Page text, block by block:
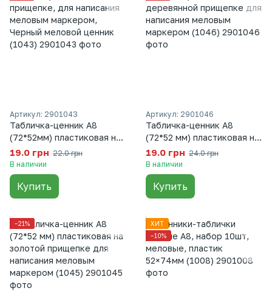
Артикул: 2901043
Табличка-ценник А8
(72*52мм) пластиковая на
прищепке, для написания
меловым маркером,
Черный меловой ценник
(1043)
19.0 грн 22.0 грн
В наличии
Купить
Артикул: 2901046
Табличка-ценник А8
(72*52 мм) пластиковая на
деревянной прищепке для
написания меловым
маркером (1046)
19.0 грн 24.0 грн
В наличии
Купить
−21%
ХИТ
−10%